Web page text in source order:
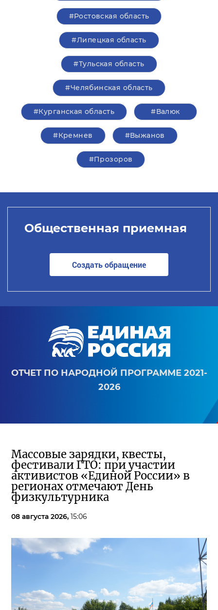
#Ростовская область
#Липецкая область
#Тульская область
#Челябинская область
#Курганская область #Валюк
#Кремнев #Выжанов
#Прозоров
Общественная приемная
Создать обращение
ОТЧЕТ ПО НАРОДНОЙ ПРОГРАММЕ 2021-
2026
Массовые зарядки, квесты,
фестивали ГТО: при участии
активистов «Единой России» в
регионах отмечают День
физкультурника
08 августа 2026, 15:06